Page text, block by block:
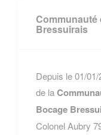
Bressuirais
Depuis le 01/
de la
Bocage
Colonel Aubry